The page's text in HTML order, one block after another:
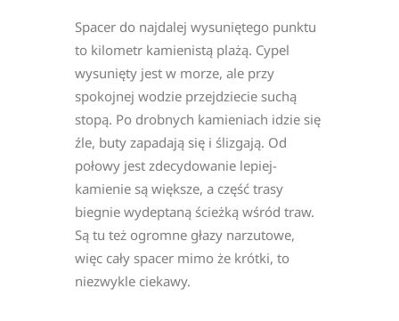
Spacer do najdalej wysuniętego punktu
to kilometr kamienistą plażą. Cypel
wysunięty jest w morze, ale przy
spokojnej wodzie przejdziecie suchą
stopą. Po drobnych kamieniach idzie się
źle, buty zapadają się i ślizgają. Od
połowy jest zdecydowanie lepiej-
kamienie są większe, a część trasy
biegnie wydeptaną ścieżką wśród traw.
Są tu też ogromne głazy narzutowe,
więc cały spacer mimo że krótki, to
niezwykle ciekawy.